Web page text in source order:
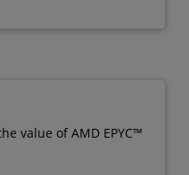
value of AMD EPYC™